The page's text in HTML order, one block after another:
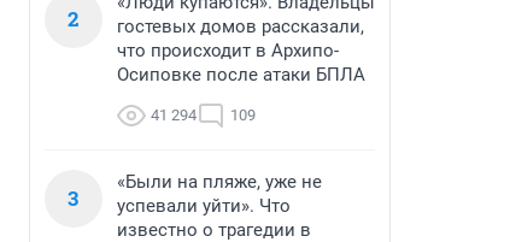
2
гостевых домов рассказали,
что происходит в Архипо-
Осиповке после атаки БПЛА
41 294 109
3
«Были на пляже, уже не
успевали уйти». Что
известно о трагедии в